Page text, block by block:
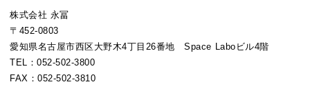
株式会社 永冨
〒452-0803
愛知県名古屋市西区大野木4丁目26番地 Space Laboビル4階
TEL：052-502-3800
FAX：052-502-3810